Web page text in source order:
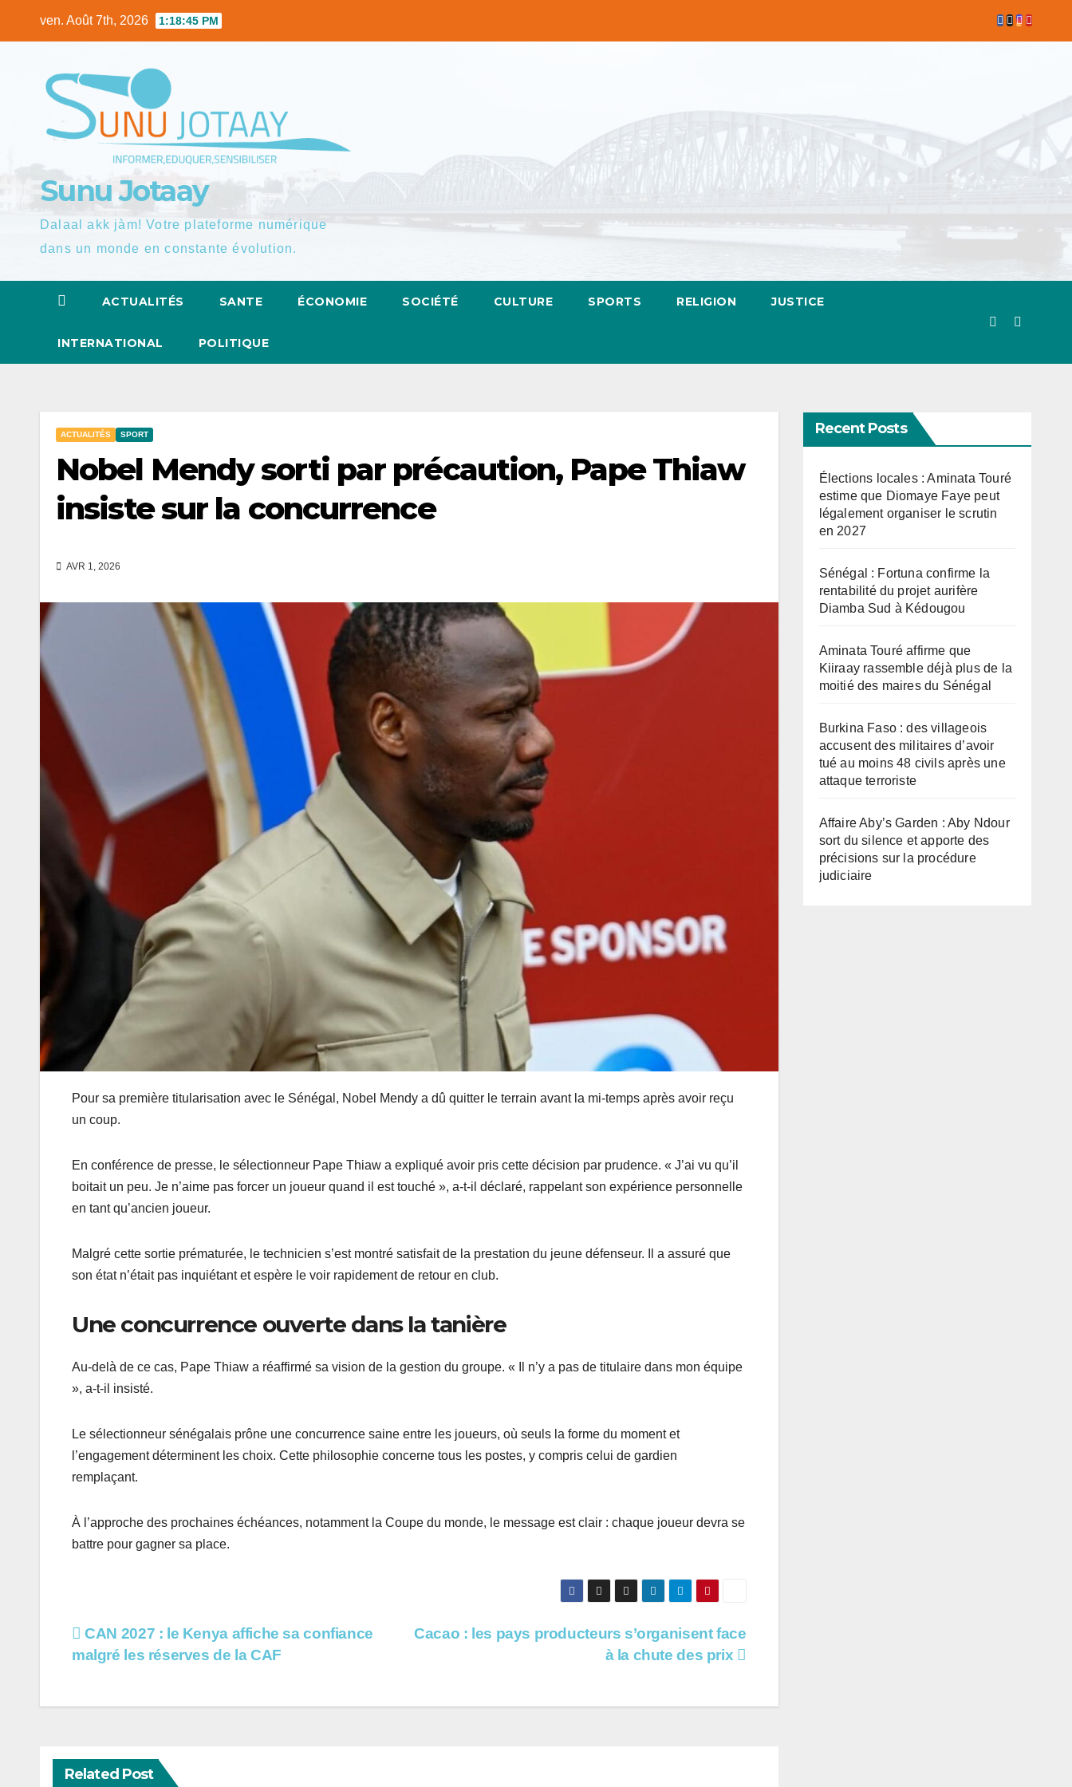
ven. Août 7th, 2026 1:18:46 PM
Sunu Jotaay
Dalaal akk jàm! Votre plateforme numérique
dans un monde en constante évolution.
ACTUALITÉS SANTE ÉCONOMIE SOCIÉTÉ CULTURE SPORTS RELIGION JUSTICE
INTERNATIONAL POLITIQUE
ACTUALITÉS SPORT
Nobel Mendy sorti par précaution, Pape Thiaw
insiste sur la concurrence
AVR 1, 2026
Pour sa première titularisation avec le Sénégal, Nobel Mendy a dû quitter le terrain avant la mi-temps après avoir reçu
un coup.
En conférence de presse, le sélectionneur Pape Thiaw a expliqué avoir pris cette décision par prudence. « J’ai vu qu’il
boitait un peu. Je n’aime pas forcer un joueur quand il est touché », a-t-il déclaré, rappelant son expérience personnelle
en tant qu’ancien joueur.
Malgré cette sortie prématurée, le technicien s’est montré satisfait de la prestation du jeune défenseur. Il a assuré que
son état n’était pas inquiétant et espère le voir rapidement de retour en club.
Une concurrence ouverte dans la tanière
Au-delà de ce cas, Pape Thiaw a réaffirmé sa vision de la gestion du groupe. « Il n’y a pas de titulaire dans mon équipe
», a-t-il insisté.
Le sélectionneur sénégalais prône une concurrence saine entre les joueurs, où seuls la forme du moment et
l’engagement déterminent les choix. Cette philosophie concerne tous les postes, y compris celui de gardien
remplaçant.
À l’approche des prochaines échéances, notamment la Coupe du monde, le message est clair : chaque joueur devra se
battre pour gagner sa place.
Navigation
de
l’article
Cacao : les pays producteurs s’organisent face
à la chute des prix
CAN 2027 : le Kenya affiche sa confiance
malgré les réserves de la CAF
Related Post
Recent Posts
Élections locales : Aminata Touré
estime que Diomaye Faye peut
légalement organiser le scrutin
en 2027
Sénégal : Fortuna confirme la
rentabilité du projet aurifère
Diamba Sud à Kédougou
Aminata Touré affirme que
Kiiraay rassemble déjà plus de la
moitié des maires du Sénégal
Burkina Faso : des villageois
accusent des militaires d’avoir
tué au moins 48 civils après une
attaque terroriste
Affaire Aby’s Garden : Aby Ndour
sort du silence et apporte des
précisions sur la procédure
judiciaire